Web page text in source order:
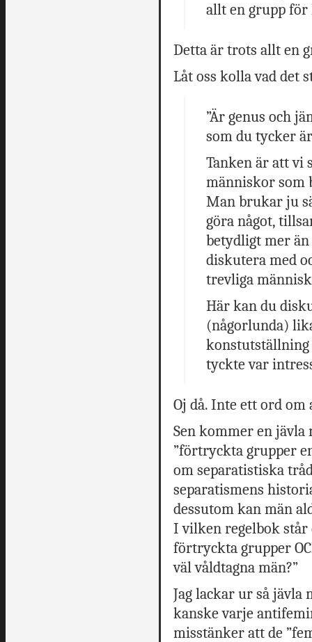
allt en grupp för
Detta är trots allt en
Låt oss kolla vad det
”Är genus och
som du tycker
Tanken är att vi
människor som
Man brukar ju
göra något,
betydligt mer
diskutera med
trevliga
Här kan du
(någorlunda)
konstutställning
tyckte var
Oj då. Inte ett ord
Sen kommer en jävla
”förtryckta grupper
om separatistiska
separatismens
dessutom kan män
I vilken regelbok står
förtryckta grupper
väl våldtagna män?”
Jag lackar ur så jävla
kanske varje
misstänker att de